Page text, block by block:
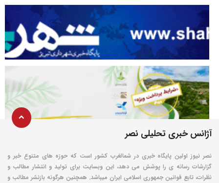
آژانس خبری تحلیلی نصر
نصر نیوز اولین پایگاه خبری در شمالغرب کشور است که حوزه های متنوع خبر و
گزارشات رسانه ی را پوشش می دهد، این وبسایت برای تولید و انتشار مطالب و
نظرات، تابع قوانین جمهوری اسلامی ایران میباشد. همچنین هرگونه بازنشر مطالب و